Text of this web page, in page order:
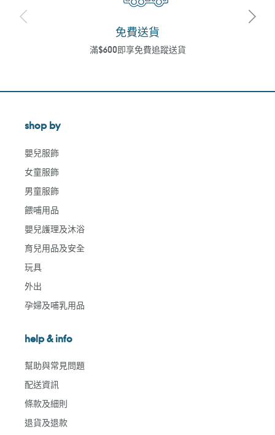
免費送貨
滿$600即享免費追蹤送貨
shop by
嬰兒服飾
女童服飾
男童服飾
餵哺用品
嬰兒護理及沐浴
育兒用品及安全
玩具
外出
孕婦及哺乳用品
help & info
幫助與常見問題
配送資訊
條款及細則
退貨及退款